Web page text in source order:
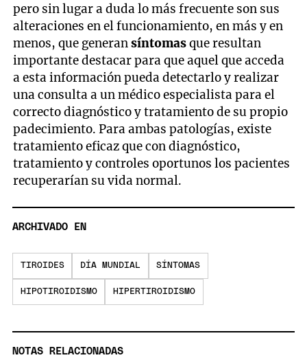
pero sin lugar a duda lo más frecuente son sus
alteraciones en el funcionamiento, en más y en
menos, que generansíntomasque resultan
importante destacar para que aquel que acceda
a esta información pueda detectarlo y realizar
una consulta a un médico especialista para el
correcto diagnóstico y tratamiento de su propio
padecimiento. Para ambas patologías, existe
tratamiento eficaz que con diagnóstico,
tratamiento y controles oportunos los pacientes
recuperarían su vida normal.
ARCHIVADO EN
TIROIDES DÍA MUNDIAL SÍNTOMAS
HIPOTIROIDISMO HIPERTIROIDISMO
NOTAS RELACIONADAS